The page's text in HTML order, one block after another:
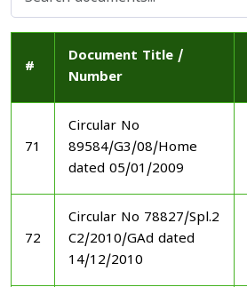
#
Document Title /
Number
71
Circular No
89584/G3/08/Home
dated 05/01/2009
72
Circular No 78827/Spl.2
C2/2010/GAd dated
14/12/2010